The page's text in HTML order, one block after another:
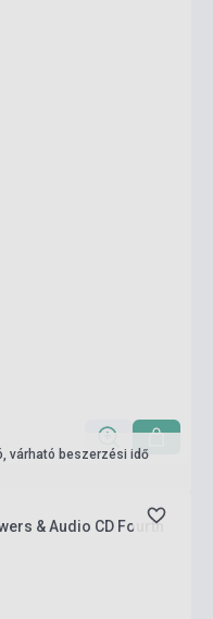
várható beszerzési idő
& Audio CD Fourth